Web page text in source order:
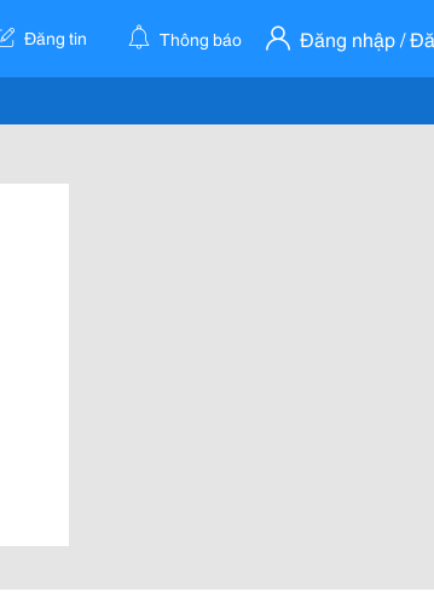
Đăng tin Thông báo Đăng nhập /